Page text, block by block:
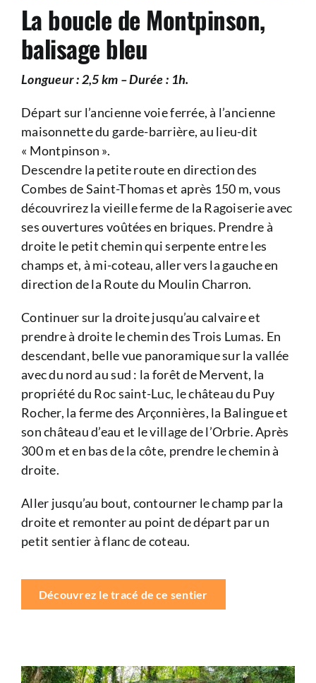
La boucle de Montpinson,
balisage bleu
Longueur : 2,5 km – Durée : 1h.
Départ sur l’ancienne voie ferrée, à l’ancienne
maisonnette du garde-barrière, au lieu-dit
« Montpinson ».
Descendre la petite route en direction des
Combes de Saint-Thomas et après 150 m, vous
découvrirez la vieille ferme de la Ragoiserie avec
ses ouvertures voûtées en briques. Prendre à
droite le petit chemin qui serpente entre les
champs et, à mi-coteau, aller vers la gauche en
direction de la Route du Moulin Charron.
Continuer sur la droite jusqu’au calvaire et
prendre à droite le chemin des Trois Lumas. En
descendant, belle vue panoramique sur la vallée
avec du nord au sud : la forêt de Mervent, la
propriété du Roc saint-Luc, le château du Puy
Rocher, la ferme des Arçonnières, la Balingue et
son château d’eau et le village de l’Orbrie. Après
300 m et en bas de la côte, prendre le chemin à
droite.
Aller jusqu’au bout, contourner le champ par la
droite et remonter au point de départ par un
petit sentier à flanc de coteau.
Découvrez le tracé de ce sentier